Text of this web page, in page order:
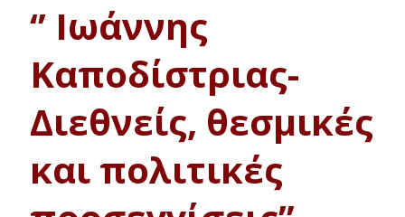
‘’ Ιωάννης
Καποδίστριας-
Διεθνείς, θεσμικές
και πολιτικές